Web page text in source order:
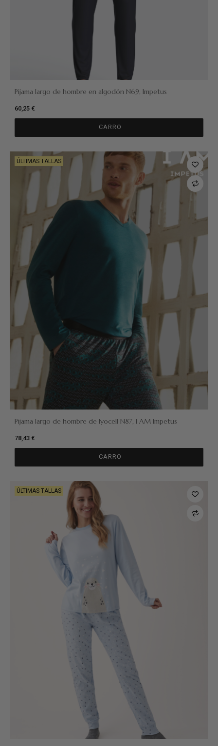
Pijama largo de hombre en algodón N69, Impetus
60,25 €
CARRO
ÚLTIMAS TALLAS
Pijama largo de hombre de lyocell N87, I AM Impetus
78,43 €
CARRO
ÚLTIMAS TALLAS